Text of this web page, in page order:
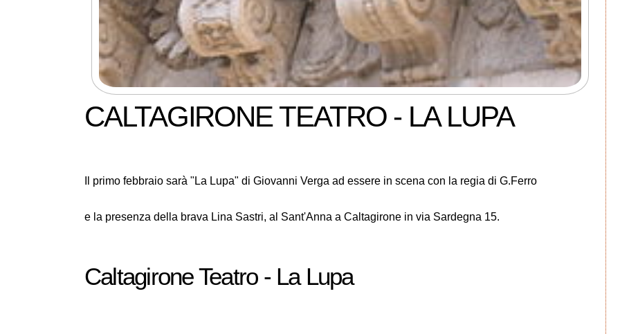
CALTAGIRONE TEATRO - LA LUPA
Il primo febbraio sarà "La Lupa" di Giovanni Verga ad essere in scena con la regia di G.Ferro
e la presenza della brava Lina Sastri, al Sant'Anna a Caltagirone in via Sardegna 15.
Caltagirone Teatro - La Lupa